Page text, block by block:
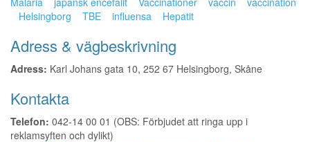
Helsingborg
TBE influensa Hepatit
Adress & vägbeskrivning
Adress: Karl Johans gata 10, 252 67 Helsingborg, Skåne
Kontakta
Telefon: 042-14 00 01 (OBS: Förbjudet att ringa upp i
reklamsyften och dylikt)